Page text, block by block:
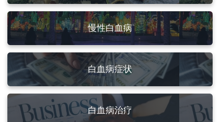
慢性白血病
白血病症状
白血病治疗